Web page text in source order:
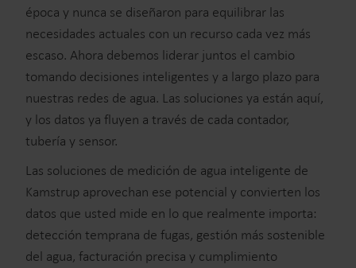
época y nunca se diseñaron para equilibrar las
necesidades actuales con un recurso cada vez más
escaso. Ahora debemos liderar juntos el cambio
tomando decisiones inteligentes y a largo plazo para
nuestras redes de agua. Las soluciones ya están aquí,
y los datos ya fluyen a través de cada contador,
tubería y sensor.
Las soluciones de medición de agua inteligente de
Kamstrup aprovechan ese potencial y convierten los
datos que usted mide en lo que realmente importa:
detección temprana de fugas, gestión más sostenible
del agua, facturación precisa y cumplimiento